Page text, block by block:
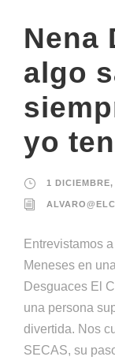
Nena
algo
yo
1 DICIEMBRE,
Entrevistamos
Meneses en
Desguaces El
una persona
divertida. Nos
SECAS, su